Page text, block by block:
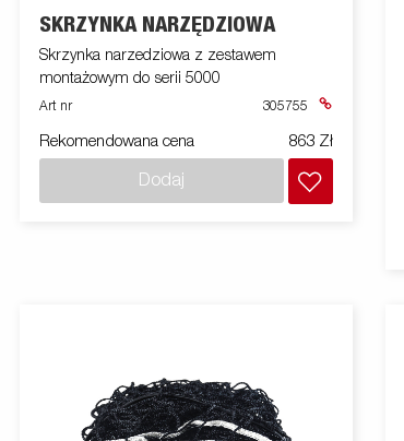
SKRZYNKA NARZĘDZIOWA
Skrzynka narzedziowa z zestawem
montażowym do serii 5000
Art nr 305755
Rekomendowana cena 863 Zł
Dodaj